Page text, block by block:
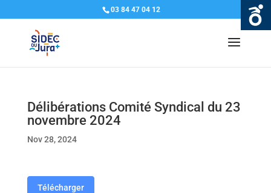
03 84 47 04 12
Délibérations Comité Syndical du 23
novembre 2024
Nov 28, 2024
Télécharger